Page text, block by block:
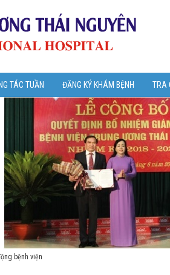
TÁC TUẦN ĐĂNG KÝ KHÁM BỆNH TRA
bệnh viện